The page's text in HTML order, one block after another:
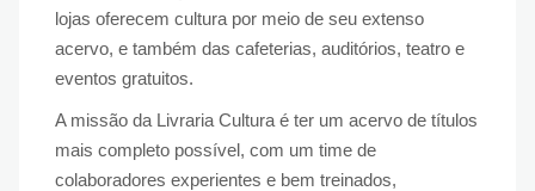
lojas oferecem cultura por meio de seu extenso
acervo, e também das cafeterias, auditórios, teatro e
eventos gratuitos.
A missão da Livraria Cultura é ter um acervo de títulos
mais completo possível, com um time de
colaboradores experientes e bem treinados,